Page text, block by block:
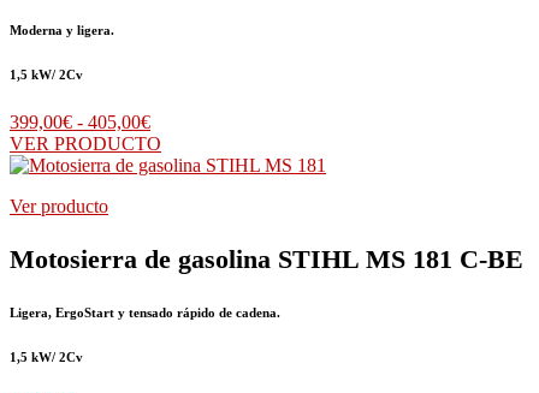
Moderna y ligera.
1,5 kW/ 2Cv
399,00€ - 405,00€Rango
de
precios:
405,00€
VER PRODUCTO
Ver producto
Motosierra de gasolina STIHL MS 181 C-BE
Ligera, ErgoStart y tensado rápido de cadena.
1,5 kW/ 2Cv